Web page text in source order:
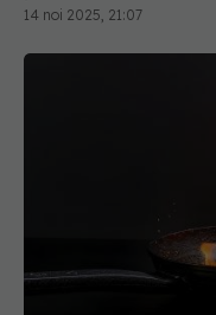
Cum trebuie să